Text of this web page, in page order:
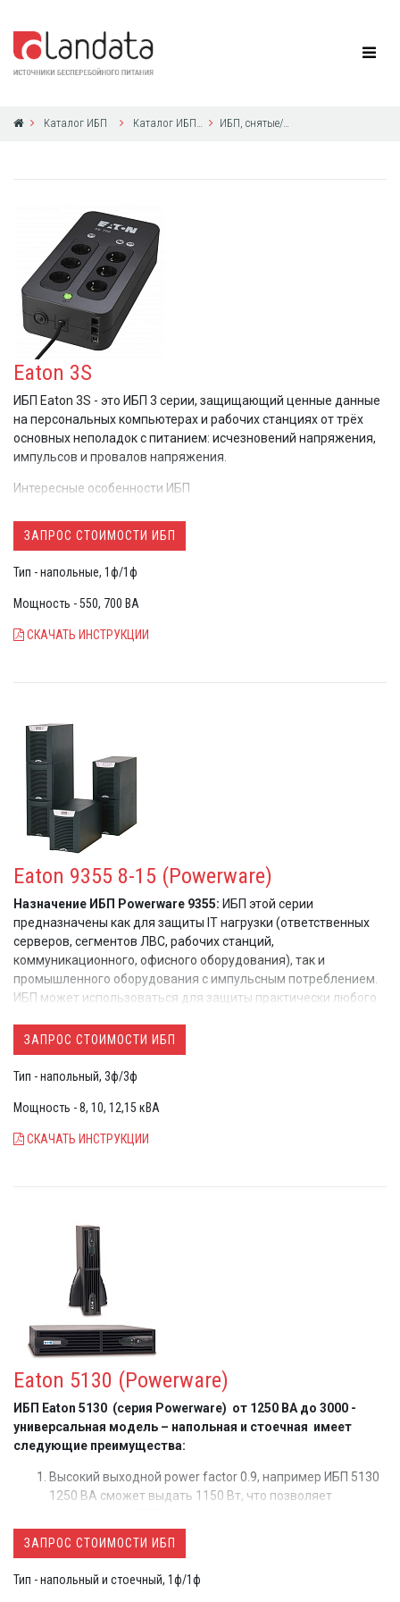
Каталог ИБП Каталог ИБП Eaton Powerware ИБП, снятые/снимаемые Eaton Powerware с производства в 2004-2019 годах
Eaton 3S
ИБП Eaton 3S - это ИБП 3 серии, защищающий ценные данные
на персональных компьютерах и рабочих станциях от трёх
основных неполадок с питанием: исчезновений напряжения,
импульсов и провалов напряжения.
Интересные особенности ИБП
ИБП поставляется с 6 розетками Schuko (DIN) для
простого компьютерного оборудования или с 8
ИБП защищает телефонные, широкополосные или
ИБП оснащен HID­совместимым портом USB (кабель в
комплекте) с автоматической интеграцией во все
ЗАПРОС СТОИМОСТИ ИБП
Тип - напольные, 1ф/1ф
Мощность - 550, 700 ВА
СКАЧАТЬ ИНСТРУКЦИИ
Eaton 9355 8-15 (Powerware)
Назначение ИБП Powerware 9355: ИБП этой серии
предназначены как для защиты IT нагрузки (ответственных
серверов, сегментов ЛВС, рабочих станций,
коммуникационного, офисного оборудования), так и
промышленного оборудования с импульсным потреблением.
ИБП может использоваться для защиты практически любого
электропитания в самых сложных условиях эксплуатации.
ЗАПРОС СТОИМОСТИ ИБП
Тип - напольный, 3ф/3ф
Мощность - 8, 10, 12,15 кВА
СКАЧАТЬ ИНСТРУКЦИИ
Eaton 5130 (Powerware)
ИБП Eaton 5130 (серия Powerware) от 1250 ВА до 3000 -
универсальная модель – напольная и стоечная имеет
следующие преимущества:
Высокий выходной power factor 0.9, например ИБП 5130
1250 ВА сможет выдать 1150 Вт, что позволяет
Минимальая высота 2U
Два типоразмера модели 3000 ВА:
5130 3 кВА в 600 мм стойках
ЗАПРОС СТОИМОСТИ ИБП
Тип - напольный и стоечный, 1ф/1ф